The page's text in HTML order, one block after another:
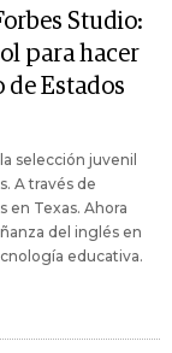
Studio:
para hacer
Estados
selección juvenil
A través de
en Texas. Ahora
del inglés en
educativa.